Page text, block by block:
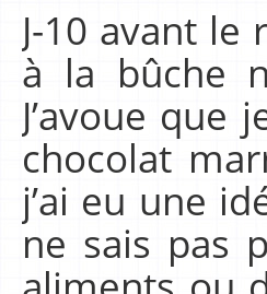
J-10 avant
à la bûche
J’avoue
chocolat
j’ai eu une
ne sais pas